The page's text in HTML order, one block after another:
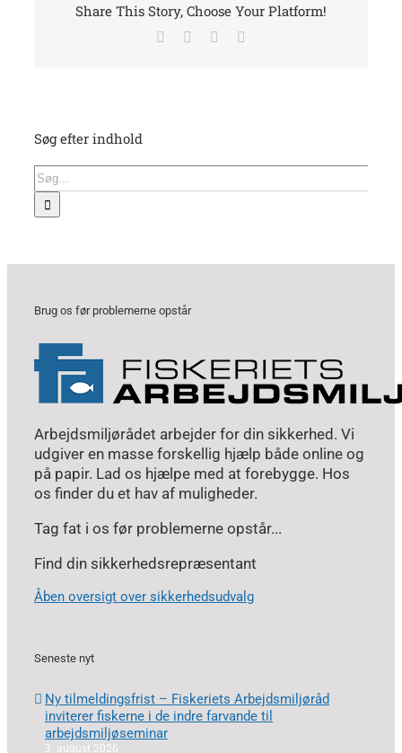
Share This Story, Choose Your Platform!
Facebook LinkedIn
Søg efter indhold
Søg
efter:
Brug os før problemerne opstår
Arbejdsmiljørådet arbejder for din sikkerhed. Vi
udgiver en masse forskellig hjælp både online og
på papir. Lad os hjælpe med at forebygge. Hos
os finder du et hav af muligheder.
Tag fat i os før problemerne opstår...
Find din sikkerhedsrepræsentant
Åben oversigt over sikkerhedsudvalg
Seneste nyt
Ny tilmeldingsfrist – Fiskeriets Arbejdsmiljøråd
inviterer fiskerne i de indre farvande til
arbejdsmiljøseminar
3. august 2026